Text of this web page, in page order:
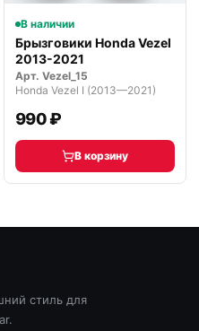
В наличии
Брызговики Honda Vezel
2013-2021
Арт. Vezel_15
Honda Vezel I (2013—2021)
990 ₽
В корзину
стиль для